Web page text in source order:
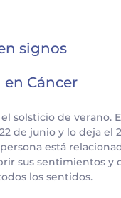
signos
en Cáncer
solsticio de verano.
de junio y lo deja el
está
sus sentimientos y
los sentidos.